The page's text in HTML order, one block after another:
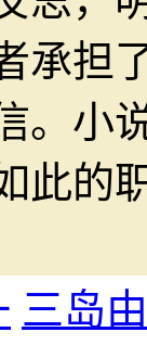
承担
。小
此的
三岛